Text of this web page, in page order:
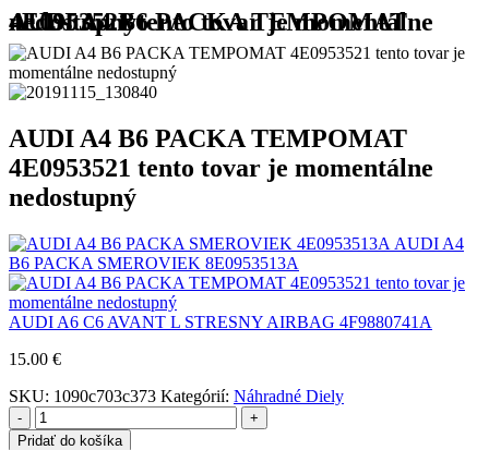
AUDI A4 B6 PACKA TEMPOMAT 4E0953521 tento tovar je momentálne nedostupný
AUDI A4 B6 PACKA TEMPOMAT
4E0953521 tento tovar je momentálne
nedostupný
AUDI A4
B6 PACKA SMEROVIEK 8E0953513A
AUDI A6 C6 AVANT L STRESNY AIRBAG 4F9880741A
15.00 €
SKU: 1090c703c373 Kategórií: Náhradné Diely
-
+
Pridať do košíka